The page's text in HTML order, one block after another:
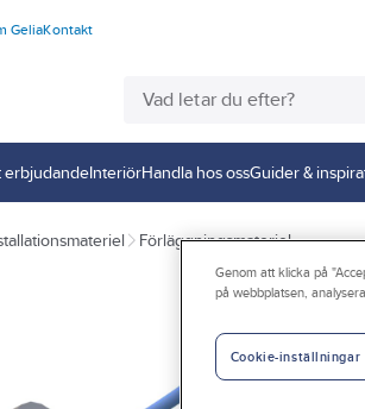
GeliaKontakt
erbjudandeInteriörHandla hos ossGuider &
Förläggningsmateriel
Genom att klicka på
på webbplatsen,
Cookie-inställningar